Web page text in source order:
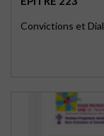
Convictions et